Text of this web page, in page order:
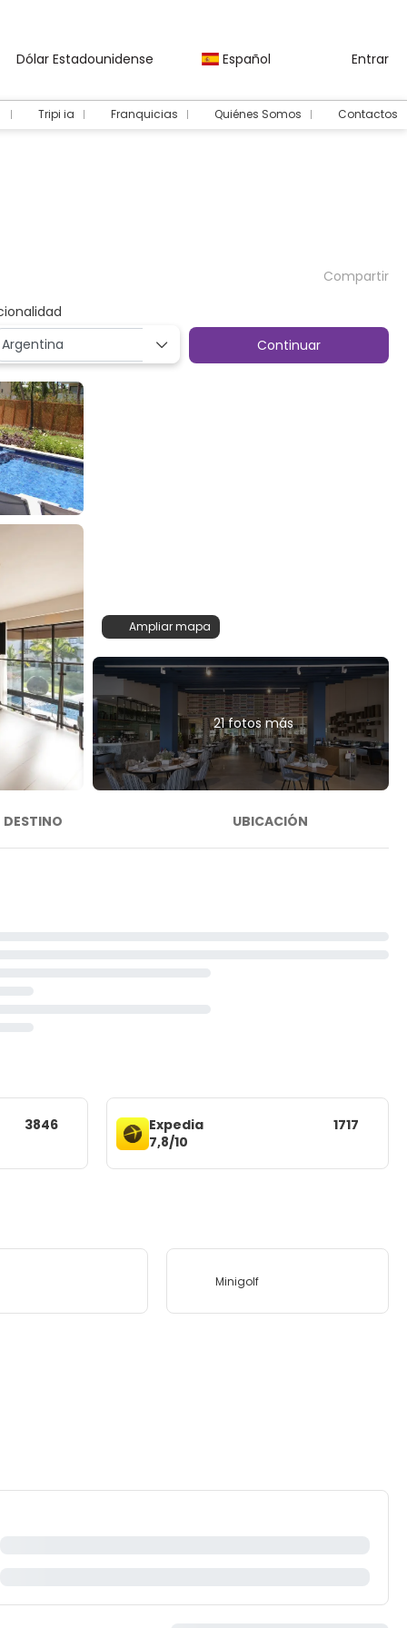
Dólar Estadounidense Español Entrar
Tripi ia Franquicias Quiénes Somos Contactos
Compartir
Continuar
Ampliar mapa
21 fotos más
DESTINO UBICACIÓN
3846
Expedia
7,8/10
1717
Minigolf